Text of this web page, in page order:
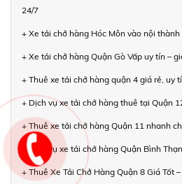
24/7
+ Xe tải chở hàng Hóc Môn vào nội
+ Xe tải chở hàng Quận Gò Vấp uy tín –
+ Thuê xe tải chở hàng quận 4 giá rẻ, uy
+ Dịch vụ xe tải chở hàng thuê tại Quận
+ Thuê xe tải chở hàng Quận 11 nhanh
+ Dịch vụ xe tải chở hàng Quận Bình
+ Thuê Xe Tải Chở Hàng Quận 8 Giá Tốt